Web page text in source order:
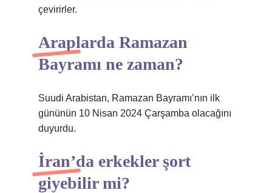
çevirirler.
Araplarda Ramazan
Bayramı ne zaman?
Suudi Arabistan, Ramazan Bayramı’nın ilk
gününün 10 Nisan 2024 Çarşamba olacağını
duyurdu.
İran’da erkekler şort
giyebilir mi?